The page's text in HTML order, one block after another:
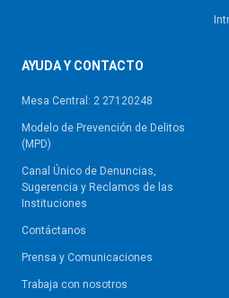
AYUDA Y CONTACTO
Mesa Central: 2 27120248
Modelo de Prevención de Delitos
(MPD)
Canal Único de Denuncias,
Sugerencia y Reclamos de las
Instituciones
Contáctanos
Prensa y Comunicaciones
Trabaja con nosotros